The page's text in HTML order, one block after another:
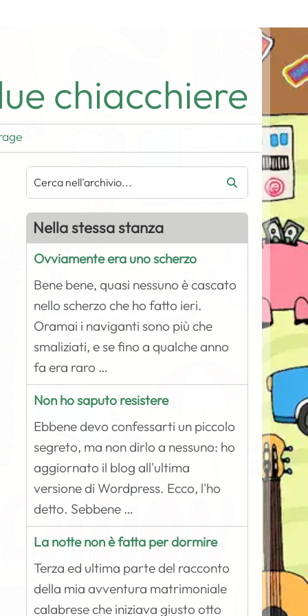
chiacchiere
Nella stessa stanza
Ovviamente era uno scherzo
Bene bene, quasi nessuno è cascato
nello scherzo che ho fatto ieri.
Oramai i naviganti sono più che
smaliziati, e se fino a qualche anno
fa era raro …
Non ho saputo resistere
Ebbene devo confessarti un piccolo
segreto, ma non dirlo a nessuno: ho
aggiornato il blog all'ultima
versione di Wordpress. Ecco, l'ho
detto. Sebbene …
La notte non è fatta per dormire
Terza ed ultima parte del racconto
della mia avventura matrimoniale
calabrese che iniziava giusto otto